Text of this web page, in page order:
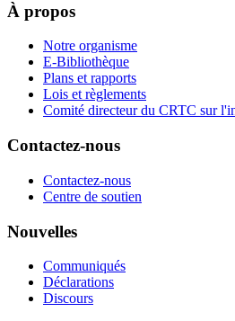
À propos
Notre organisme
E-Bibliothèque
Plans et rapports
Lois et règlements
Comité directeur du CRTC sur
Contactez-nous
Contactez-nous
Centre de soutien
Nouvelles
Communiqués
Déclarations
Discours